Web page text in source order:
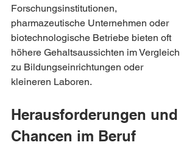
Forschungsinstitutionen,
pharmazeutische Unternehmen oder
biotechnologische Betriebe bieten oft
höhere Gehaltsaussichten im Vergleich
zu Bildungseinrichtungen oder
kleineren Laboren.
Herausforderungen und
Chancen im Beruf